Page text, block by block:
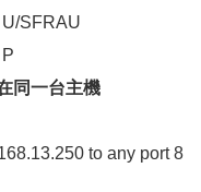
SFRAU
同一台主機
to any port 8